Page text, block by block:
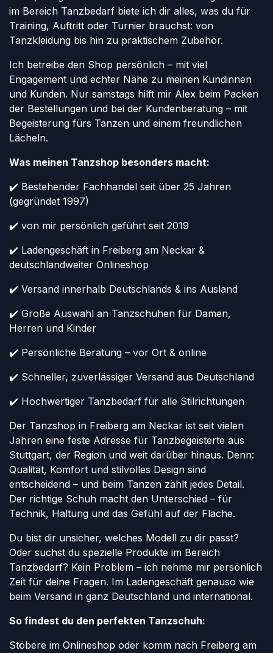
im Bereich Tanzbedarf biete ich dir alles, was du für
Training, Auftritt oder Turnier brauchst: von
Tanzkleidung bis hin zu praktischem Zubehör.
Ich betreibe den Shop persönlich – mit viel
Engagement und echter Nähe zu meinen Kundinnen
und Kunden. Nur samstags hilft mir Alex beim Packen
der Bestellungen und bei der Kundenberatung – mit
Begeisterung fürs Tanzen und einem freundlichen
Lächeln.
Was meinen Tanzshop besonders macht:
✔️ Bestehender Fachhandel seit über 25 Jahren
(gegründet 1997)
✔️ von mir persönlich geführt seit 2019
✔️ Ladengeschäft in Freiberg am Neckar &
deutschlandweiter Onlineshop
✔️ Versand innerhalb Deutschlands & ins Ausland
✔️ Große Auswahl an Tanzschuhen für Damen,
Herren und Kinder
✔️ Persönliche Beratung – vor Ort & online
✔️ Schneller, zuverlässiger Versand aus Deutschland
✔️ Hochwertiger Tanzbedarf für alle Stilrichtungen
Der Tanzshop in Freiberg am Neckar ist seit vielen
Jahren eine feste Adresse für Tanzbegeisterte aus
Stuttgart, der Region und weit darüber hinaus. Denn:
Qualität, Komfort und stilvolles Design sind
entscheidend – und beim Tanzen zählt jedes Detail.
Der richtige Schuh macht den Unterschied – für
Technik, Haltung und das Gefühl auf der Fläche.
Du bist dir unsicher, welches Modell zu dir passt?
Oder suchst du spezielle Produkte im Bereich
Tanzbedarf? Kein Problem – ich nehme mir persönlich
Zeit für deine Fragen. Im Ladengeschäft genauso wie
beim Versand in ganz Deutschland und international.
So findest du den perfekten Tanzschuh:
Stöbere im Onlineshop oder komm nach Freiberg am